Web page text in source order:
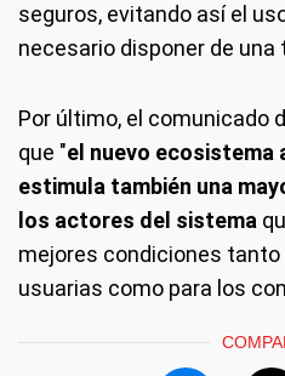
seguros, evitando así el
necesario disponer de una
Por último, el comunicado
que "el nuevo ecosistema
estimula también una
los actores del sistema
mejores condiciones tanto
usuarias como para los